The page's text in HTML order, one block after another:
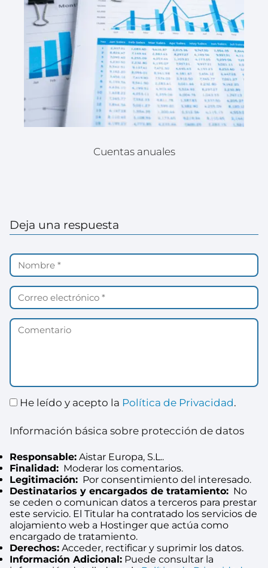
Cuentas anuales
Deja una respuesta
He leído y acepto la Política de Privacidad.
Información básica sobre protección de datos
Responsable: Aistar Europa, S.L..
Finalidad: Moderar los comentarios.
Legitimación: Por consentimiento del interesado.
Destinatarios y encargados de tratamiento: No
se ceden o comunican datos a terceros para prestar
este servicio. El Titular ha contratado los servicios de
alojamiento web a Hostinger que actúa como
encargado de tratamiento.
Derechos: Acceder, rectificar y suprimir los datos.
Información Adicional: Puede consultar la